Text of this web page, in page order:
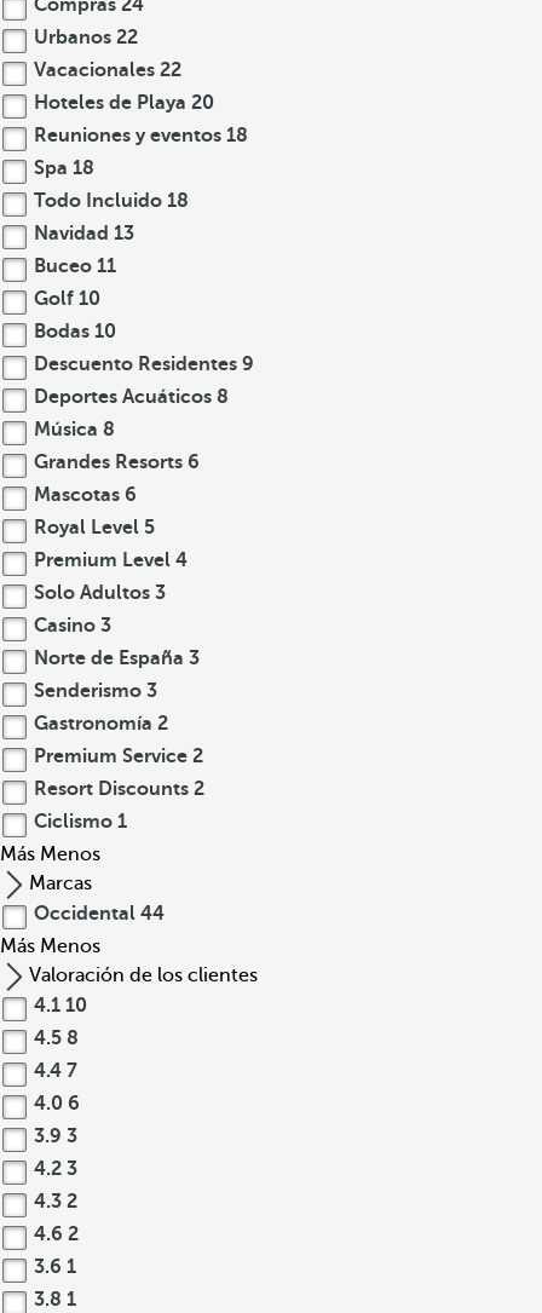
Compras 24
Urbanos 22
Vacacionales 22
Hoteles de Playa 20
Reuniones y eventos 18
Spa 18
Todo Incluido 18
Navidad 13
Buceo 11
Golf 10
Bodas 10
Descuento Residentes 9
Deportes Acuáticos 8
Música 8
Grandes Resorts 6
Mascotas 6
Royal Level 5
Premium Level 4
Solo Adultos 3
Casino 3
Norte de España 3
Senderismo 3
Gastronomía 2
Premium Service 2
Resort Discounts 2
Ciclismo 1
Más Menos
Marcas
Occidental 44
Más Menos
Valoración de los clientes
4.1 10
4.5 8
4.4 7
4.0 6
3.9 3
4.2 3
4.3 2
4.6 2
3.6 1
3.8 1